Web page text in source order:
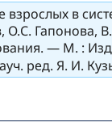
взрослых в
О.С. Гапонова,
— М. :
ред. Я. И.